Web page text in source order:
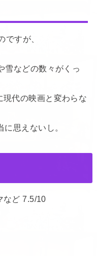
ですが、
雪などの数々がくっ
代の映画と変わらな
思えないし。
など 7.5/10